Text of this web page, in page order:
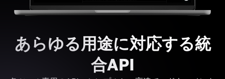
あらゆる用途に対応する統
合API